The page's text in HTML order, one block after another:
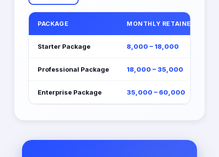
PACKAGE MONTHLY RETAINER (EGP)
Starter Package 8,000 – 18,000
Professional Package 18,000 – 35,000
Enterprise Package 35,000 – 60,000